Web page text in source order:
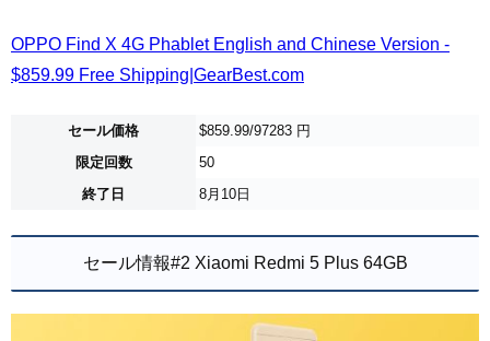
OPPO Find X 4G Phablet English and Chinese Version -
$859.99 Free Shipping|GearBest.com
セール価格
$859.99/97283 円
限定回数
50
終了日
8月10日
セール情報#2 Xiaomi Redmi 5 Plus 64GB